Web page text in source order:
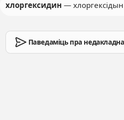
хлоргексидин — хлоргексідын
Паведаміць пра